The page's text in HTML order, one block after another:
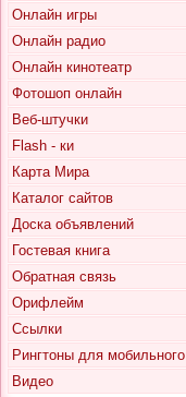
Онлайн игры
Онлайн радио
Онлайн кинотеатр
Фотошоп онлайн
Веб-штучки
Flash - ки
Карта Мира
Каталог сайтов
Доска объявлений
Гостевая книга
Обратная связь
Орифлейм
Ссылки
Рингтоны для мобильного
Видео